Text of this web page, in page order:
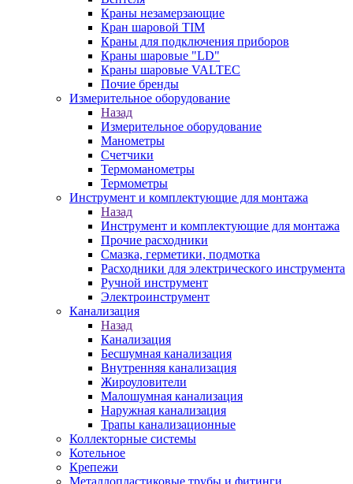
Краны незамерзающие
Кран шаровой TIM
Краны для подключения приборов
Краны шаровые "LD"
Краны шаровые VALTEC
Почие бренды
Измерительное оборудование
Назад
Измерительное оборудование
Манометры
Счетчики
Термоманометры
Термометры
Инструмент и комплектующие для монтажа
Назад
Инструмент и комплектующие для монтажа
Прочие расходники
Смазка, герметики, подмотка
Расходники для электрического инструмента
Ручной инструмент
Электроинструмент
Канализация
Назад
Канализация
Бесшумная канализация
Внутренняя канализация
Жироуловители
Малошумная канализация
Наружная канализация
Трапы канализационные
Коллекторные системы
Котельное
Крепежи
Металлопластиковые трубы и фитинги